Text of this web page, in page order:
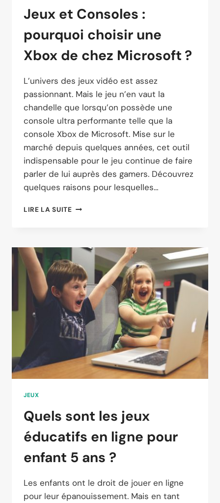
Jeux et Consoles :
pourquoi choisir une
Xbox de chez Microsoft ?
L’univers des jeux vidéo est assez
passionnant. Mais le jeu n’en vaut la
chandelle que lorsqu’on possède une
console ultra performante telle que la
console Xbox de Microsoft. Mise sur le
marché depuis quelques années, cet outil
indispensable pour le jeu continue de faire
parler de lui auprès des gamers. Découvrez
quelques raisons pour lesquelles…
LIRE LA SUITEJEUX
POURQUOI
CHOISIR
UNE
XBOX
DE
CHEZ
MICROSOFT ?
JEUX
Quels sont les jeux
éducatifs en ligne pour
enfant 5 ans ?
Les enfants ont le droit de jouer en ligne
pour leur épanouissement. Mais en tant